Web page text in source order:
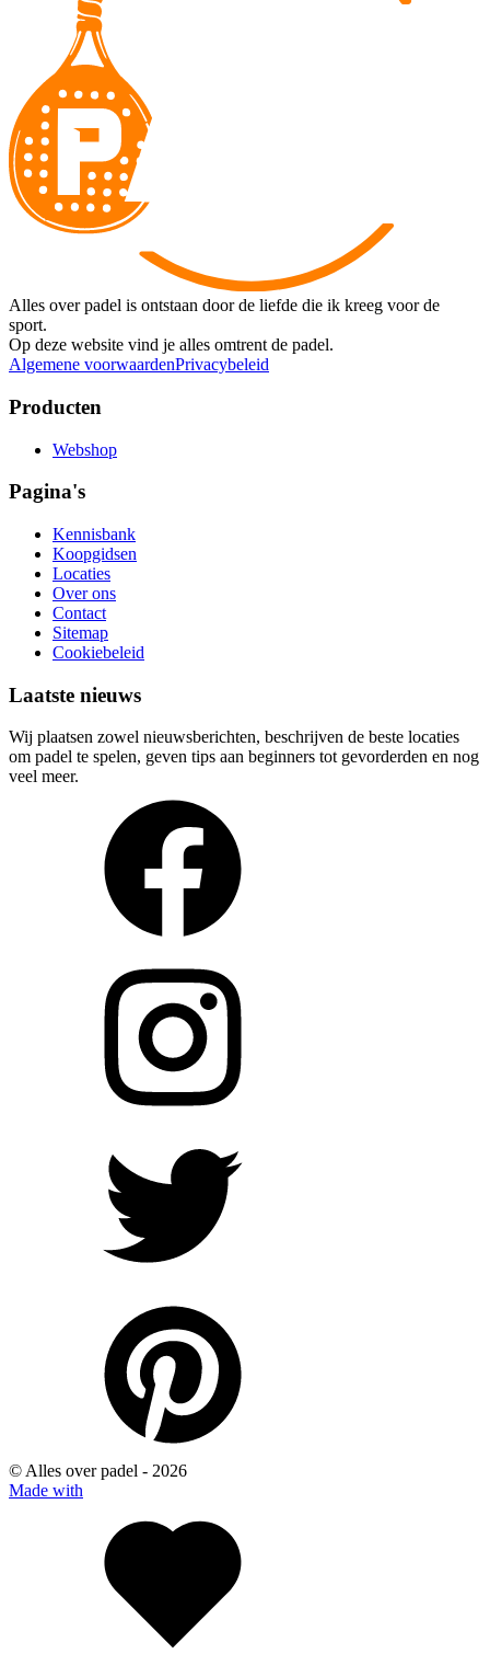
Alles over padel is ontstaan door de liefde die ik kreeg voor de
sport.
Op deze website vind je alles omtrent de padel.
Algemene voorwaardenPrivacybeleid
Producten
Webshop
Pagina's
Kennisbank
Koopgidsen
Locaties
Over ons
Contact
Sitemap
Cookiebeleid
Laatste nieuws
Wij plaatsen zowel nieuwsberichten, beschrijven de beste locaties
om padel te spelen, geven tips aan beginners tot gevorderden en nog
veel meer.
© Alles over padel - 2026
Made with